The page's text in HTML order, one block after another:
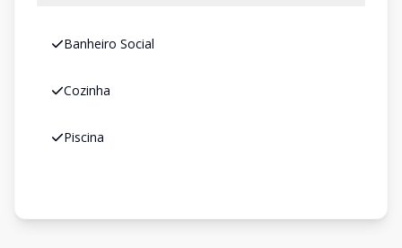
Banheiro Social
Cozinha
Piscina